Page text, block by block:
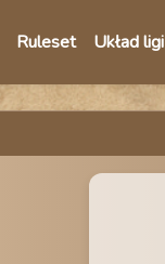
Ruleset Układ ligi